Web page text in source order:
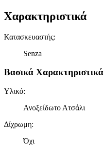
Χαρακτηριστικά
Κατασκευαστής:
Senza
Βασικά Χαρακτηριστικά
Υλικό:
Ανοξείδωτο Ατσάλι
Δίχρωμη:
Όχι